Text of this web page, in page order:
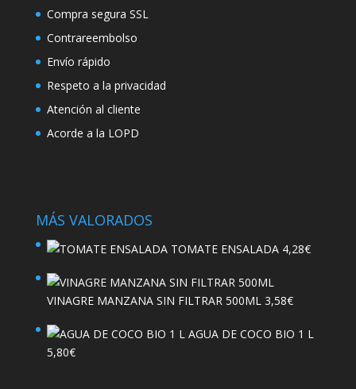
Compra segura SSL
Contrareembolso
Envío rápido
Respeto a la privacidad
Atención al cliente
Acorde a la LOPD
MÁS VALORADOS
TOMATE ENSALADA 4,28€
VINAGRE MANZANA SIN FILTRAR 500ML 3,58€
AGUA DE COCO BIO 1 L
5,80€